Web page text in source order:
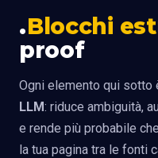
Blocchi
proof
Ogni elemento qui sotto
LLM: riduce ambiguità,
e rende più probabile
la tua pagina tra le fonti